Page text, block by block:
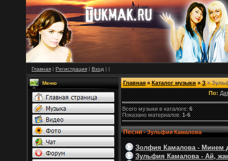
Главная | Регистрация | Вход | |
Меню Главная»Каталог музыки»З»
По:
Всего музыки в каталоге:6
Показано материалов:1-6
Песни -Зульфия Камалова
Золфия Камалова - Минем
Зульфия Камалова - Ай,